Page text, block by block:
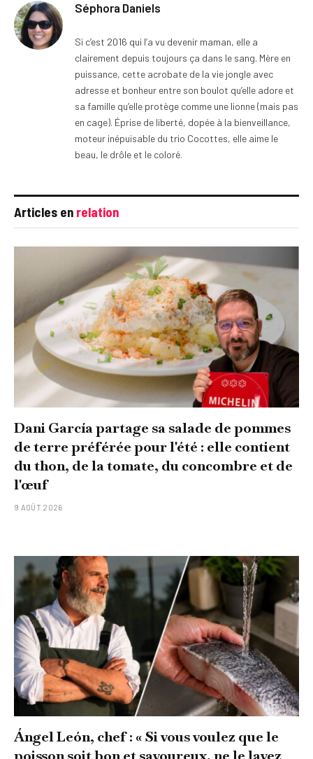
Séphora Daniels
Si c’est 2016 qui l’a vu devenir maman, elle a
clairement depuis toujours ça dans le sang. Mère en
puissance, cette acrobate de la vie jongle avec
adresse et bonheur entre son boulot qu’elle adore et
sa famille qu’elle protège comme une lionne (mais pas
en cage). Éprise de liberté, dopée à la bienveillance,
moteur inépuisable du trio Cocottes, elle aime le
beau, le drôle et le coloré.
Articles en relation
Dani García partage sa salade de pommes
de terre préférée pour l'été : elle contient
du thon, de la tomate, du concombre et de
l'œuf
9 AOÛT 2026
Ángel León, chef : « Si vous voulez que le